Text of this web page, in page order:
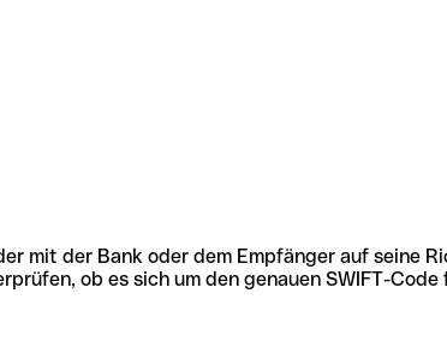
mit der Bank oder dem Empfänger auf seine
ob es sich um den genauen SWIFT-